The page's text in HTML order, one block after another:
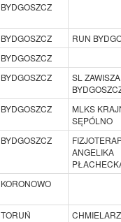
BYDGOSZCZ
BYDGOSZCZ
RUN
BYDGOSZCZ
BYDGOSZCZ
SL ZAWISZA
BYDGOSZCZ
MLKS
SĘPÓLNO
BYDGOSZCZ
ANGELIKA
KORONOWO
TORUŃ